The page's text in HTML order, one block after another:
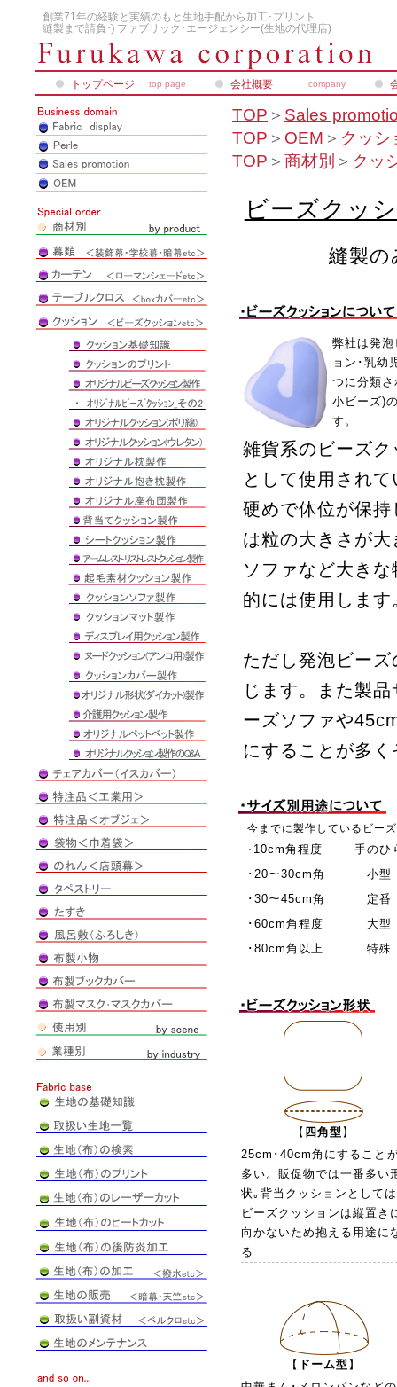
創業71年の経験と実績のもと生地手配から加工･プリント
縫製まで請負うファブリック･エージェンシー(生地の代理店)
TOP ＞ Sales
TOP ＞ OEM ＞ クッシ
TOP ＞ 商材別 ＞ クッ
ビーズクッ
縫製の
弊社は発
ョン･乳幼
つに分類
小ビーズ)
す。
雑貨系のビーズ
として使用され
硬めで体位が保
は粒の大きさが
ソファなど大き
的には使用します
ただし発泡ビー
じます。また製
ーズソファや
にすることが多
今までに製作しているビー
･ 10cm角程度
手のひ
･20～30cm角
小型
･30～45cm角
定番
･60cm角程度
大型
･80cm角以上
特殊
【 四角型 】
25cm･40cm角にすること
多い。販促物では一番多い
状｡背当クッションとしては
ビーズクッションは縦置き
向かないため抱える用途に
る
【 ドーム型 】
top page
トップページ company
会社概要